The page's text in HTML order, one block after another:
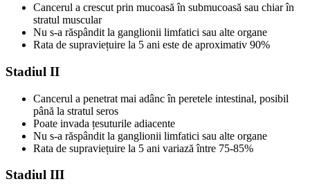
Cancerul a crescut prin mucoasă în submucoasă sau chiar în
stratul muscular
Nu s-a răspândit la ganglionii limfatici sau alte organe
Rata de supraviețuire la 5 ani este de aproximativ 90%
Stadiul II
Cancerul a penetrat mai adânc în peretele intestinal, posibil
până la stratul seros
Poate invada țesuturile adiacente
Nu s-a răspândit la ganglionii limfatici sau alte organe
Rata de supraviețuire la 5 ani variază între 75-85%
Stadiul III